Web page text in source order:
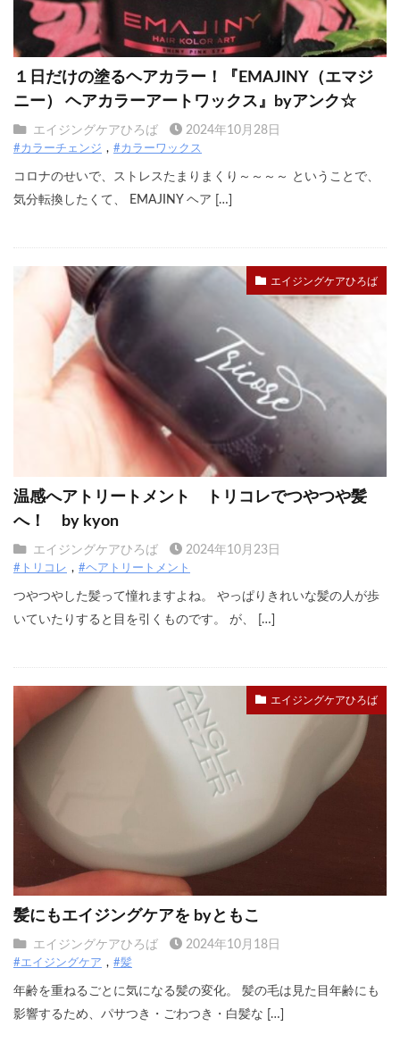
１日だけの塗るヘアカラー！『EMAJINY（エマジ
ニー） ヘアカラーアートワックス』byアンク☆
エイジングケアひろば 2024年10月28日
#カラーチェンジ #カラーワックス
コロナのせいで、ストレスたまりまくり～～～～ ということで、
気分転換したくて、 EMAJINY ヘア […]
エイジングケアひろば
温感へアトリートメント トリコレでつやつや髪
へ！ by kyon
エイジングケアひろば 2024年10月23日
#トリコレ #ヘアトリートメント
つやつやした髪って憧れますよね。 やっぱりきれいな髪の人が歩
いていたりすると目を引くものです。 が、 […]
エイジングケアひろば
髪にもエイジングケアを byともこ
エイジングケアひろば 2024年10月18日
#エイジングケア #髪
年齢を重ねるごとに気になる髪の変化。 髪の毛は見た目年齢にも
影響するため、パサつき・ごわつき・白髪な […]